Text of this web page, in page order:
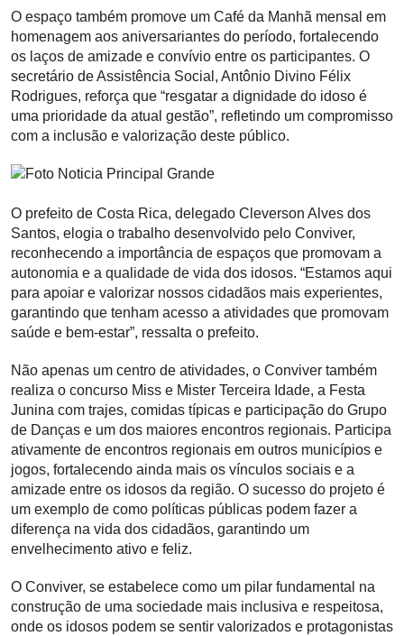
O espaço também promove um Café da Manhã mensal em
homenagem aos aniversariantes do período, fortalecendo
os laços de amizade e convívio entre os participantes. O
secretário de Assistência Social, Antônio Divino Félix
Rodrigues, reforça que “resgatar a dignidade do idoso é
uma prioridade da atual gestão”, refletindo um compromisso
com a inclusão e valorização deste público.
O prefeito de Costa Rica, delegado Cleverson Alves dos
Santos, elogia o trabalho desenvolvido pelo Conviver,
reconhecendo a importância de espaços que promovam a
autonomia e a qualidade de vida dos idosos. “Estamos aqui
para apoiar e valorizar nossos cidadãos mais experientes,
garantindo que tenham acesso a atividades que promovam
saúde e bem-estar”, ressalta o prefeito.
Não apenas um centro de atividades, o Conviver também
realiza o concurso Miss e Mister Terceira Idade, a Festa
Junina com trajes, comidas típicas e participação do Grupo
de Danças e um dos maiores encontros regionais. Participa
ativamente de encontros regionais em outros municípios e
jogos, fortalecendo ainda mais os vínculos sociais e a
amizade entre os idosos da região. O sucesso do projeto é
um exemplo de como políticas públicas podem fazer a
diferença na vida dos cidadãos, garantindo um
envelhecimento ativo e feliz.
O Conviver, se estabelece como um pilar fundamental na
construção de uma sociedade mais inclusiva e respeitosa,
onde os idosos podem se sentir valorizados e protagonistas